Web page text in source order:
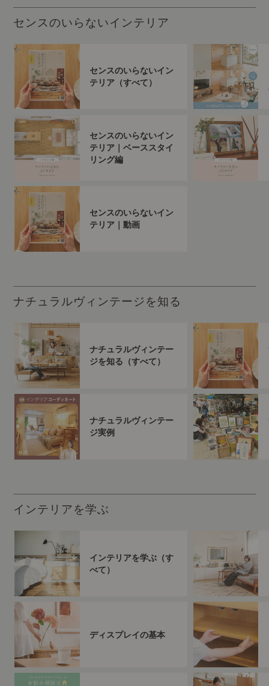
センスのいらないインテリア
センスのいらないイン
テリア（すべて）
センスのいらないイン
テリア｜ベーススタイ
リング編
センスのいらないイン
テリア｜動画
ナチュラルヴィンテージを知る
ナチュラルヴィンテー
ジを知る（すべて）
ナチュラルヴィンテー
ジ実例
インテリアを学ぶ
インテリアを学ぶ（す
べて）
ディスプレイの基本